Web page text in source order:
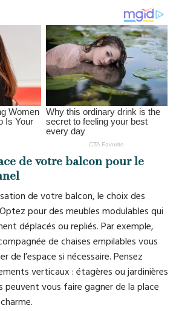
de votre balcon pour le
de votre balcon, le choix des
pour des meubles modulables qui
déplacés ou repliés. Par exemple,
de chaises empilables vous
de l’espace si nécessaire. Pensez
verticaux : étagères ou jardinières
peuvent vous faire gagner de la place